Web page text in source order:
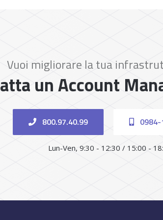
Vuoi migliorare la tua
un Account
800.97.40.99
Lun-Ven, 9:30 - 12:30 / 15:00 -